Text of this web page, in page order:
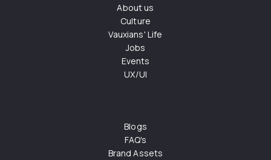
About us
Culture
Vauxians' Life
Jobs
Events
UX/UI
Blogs
FAQ's
Brand Assets